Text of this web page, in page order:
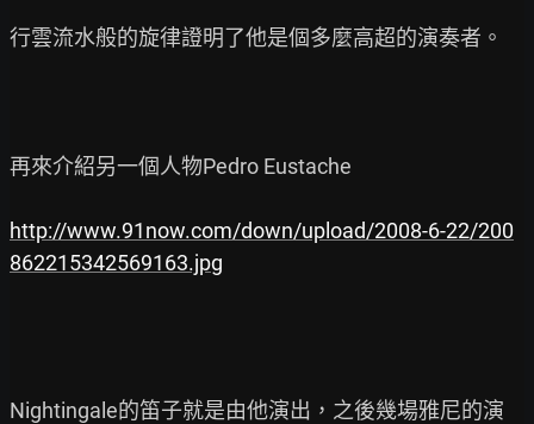
行雲流水般的旋律證明了他是個多麼高超的演奏者。
再來介紹另一個人物Pedro Eustache
http://www.91now.com/down/upload/2008-6-22/200
862215342569163.jpg
Nightingale的笛子就是由他演出，之後幾場雅尼的演